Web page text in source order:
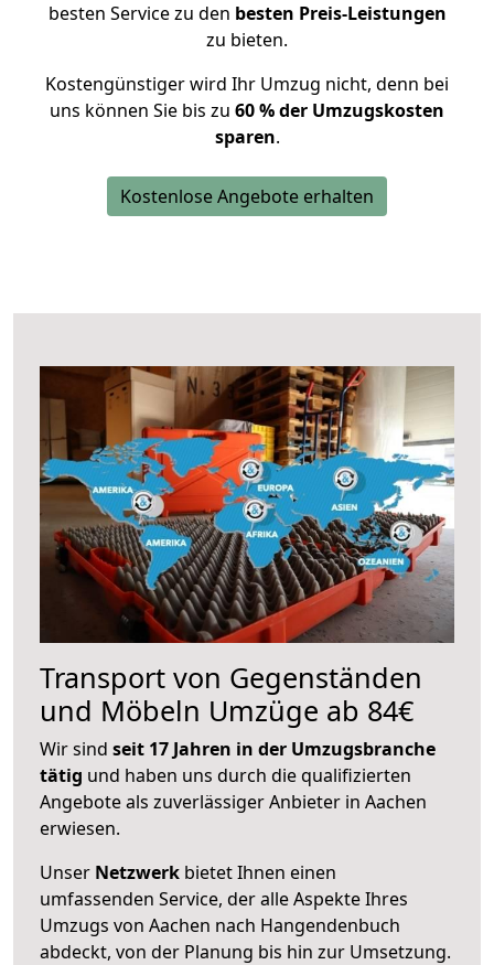
besten Service zu den besten Preis-Leistungen
zu bieten.
Kostengünstiger wird Ihr Umzug nicht, denn bei
uns können Sie bis zu 60 % der Umzugskosten
sparen.
Kostenlose Angebote erhalten
Transport von Gegenständen
und Möbeln Umzüge ab 84€
Wir sind seit 17 Jahren in der Umzugsbranche
tätig und haben uns durch die qualifizierten
Angebote als zuverlässiger Anbieter in Aachen
erwiesen.
Unser Netzwerk bietet Ihnen einen
umfassenden Service, der alle Aspekte Ihres
Umzugs von Aachen nach Hangendenbuch
abdeckt, von der Planung bis hin zur Umsetzung.